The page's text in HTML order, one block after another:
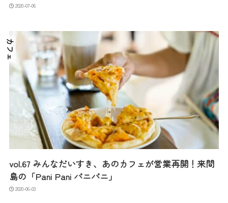
2020-07-06
vol.67 みんなだいすき、あのカフェが営業再開！来間
島の「Pani Pani パニパニ」
2020-06-03
カフェ